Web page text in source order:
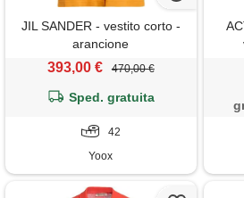
JIL SANDER - vestito corto -
arancione
393,00 € 470,00 €
Sped. gratuita
42
Yoox